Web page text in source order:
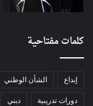
كلمات مفتاحية
إبداع الشأن الوطني
دورات تدريبية ديني